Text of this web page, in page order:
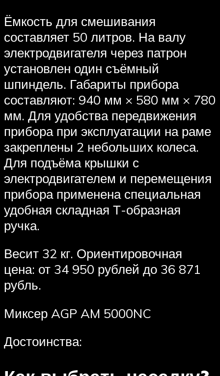
Ёмкость для смешивания
составляет 50 литров. На валу
электродвигателя через патрон
установлен один съёмный
шпиндель. Габариты прибора
составляют: 940 мм × 580 мм × 780
мм. Для удобства передвижения
прибора при эксплуатации на раме
закреплены 2 небольших колеса.
Для подъёма крышки с
электродвигателем и перемещения
прибора применена специальная
удобная складная Т-образная
ручка.
Весит 32 кг. Ориентировочная
цена: от 34 950 рублей до 36 871
рубль.
Миксер AGP AM 5000NC
Достоинства: